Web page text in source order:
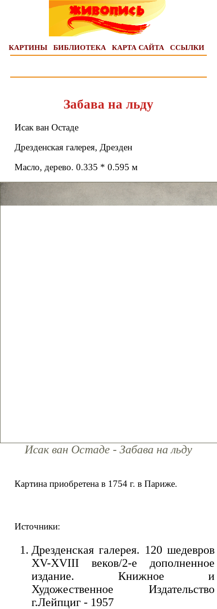
КАРТИНЫ БИБЛИОТЕКА КАРТА САЙТА ССЫЛКИ
Забава на льду
Исак ван Остаде
Дрезденская галерея, Дрезден
Масло, дерево. 0.335 * 0.595 м
Исак ван Остаде - Забава на льду
Картина приобретена в 1754 г. в Париже.
Источники:
Дрезденская галерея. 120 шедевров
XV-XVIII веков/2-е дополненное
издание. Книжное и
Художественное Издательство
г.Лейпциг - 1957